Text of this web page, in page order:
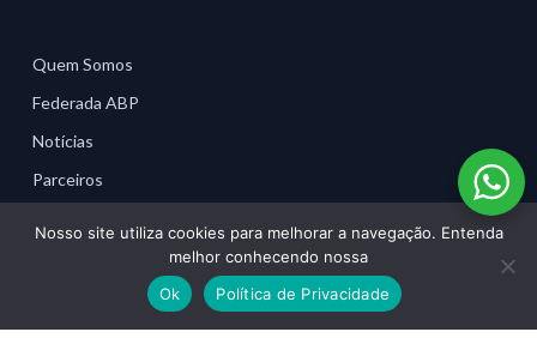
Quem Somos
Federada ABP
Notícias
Parceiros
Nosso site utiliza cookies para melhorar a navegação. Entenda
melhor conhecendo nossa
Ok
Política de Privacidade